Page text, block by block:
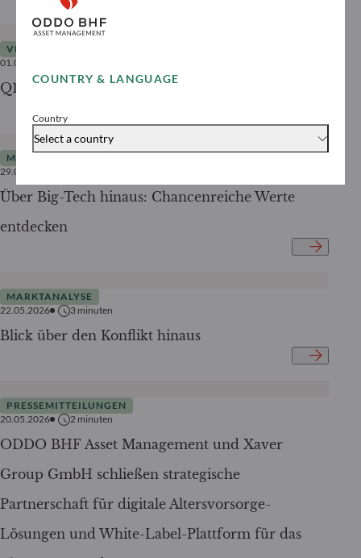
COUNTRY & LANGUAGE
Country
Select a country
VIDEOS
01.06.2026
Q1/2026 Update ODDO BHF Polaris
MARKTANALYSE
29.05.2026
Über Big-Tech hinaus: Chancenreiche Werte
entdecken
MARKTANALYSE
22.05.2026
3 minuten
Blick über den Konflikt hinaus
PRESSEMITTEILUNGEN
20.05.2026
2 minuten
ODDO BHF Asset Management und Xaver
Group GmbH schließen strategische
Partnerschaft für digitale Altersvorsorge-
Lösungen und White-Label-Plattform für das